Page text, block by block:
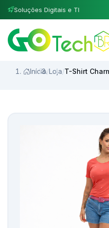
Soluções Digitais e TI
Início/Loja/